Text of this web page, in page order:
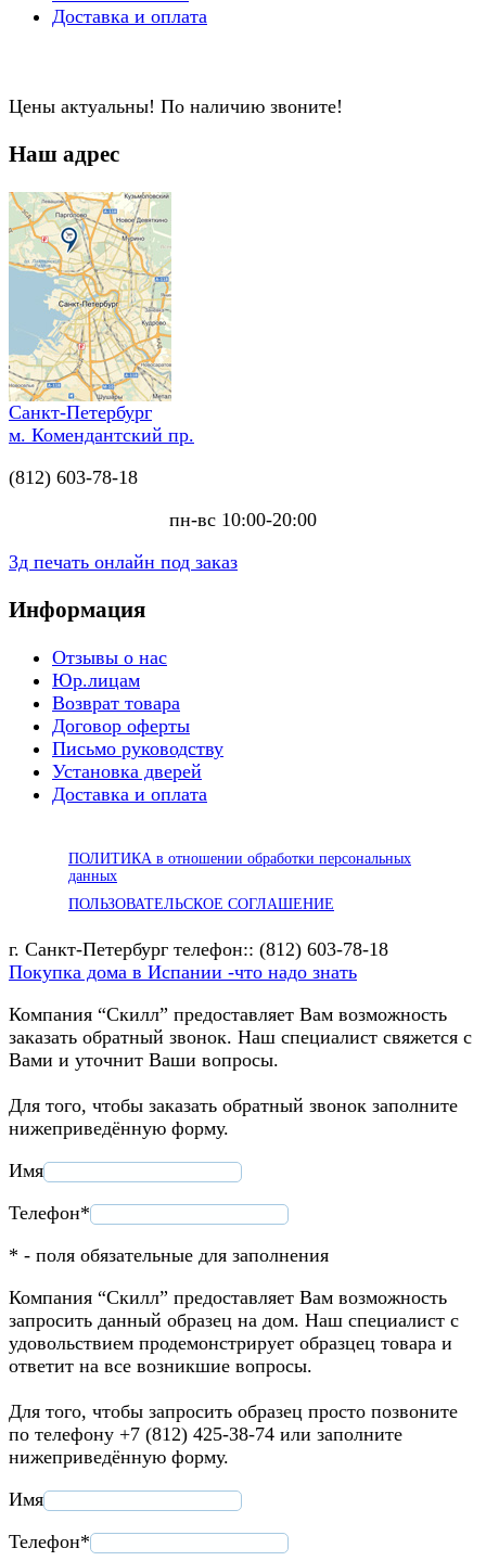
Доставка и оплата
Цены актуальны! По наличию звоните!
Наш адрес
Санкт-Петербург
м. Комендантский пр.
(812) 603-78-18
пн-вс 10:00-20:00
3д печать онлайн под заказ
Информация
Отзывы о нас
Юр.лицам
Возврат товара
Договор оферты
Письмо руководству
Установка дверей
Доставка и оплата
ПОЛИТИКА в отношении обработки персональных
данных
ПОЛЬЗОВАТЕЛЬСКОЕ СОГЛАШЕНИЕ
г. Санкт-Петербург телефон:: (812) 603-78-18
Покупка дома в Испании -что надо знать
Компания “Скилл” предоставляет Вам возможность
заказать обратный звонок. Наш специалист свяжется с
Вами и уточнит Ваши вопросы.
Для того, чтобы заказать обратный звонок заполните
нижеприведённую форму.
Имя
Телефон*
* - поля обязательные для заполнения
Компания “Скилл” предоставляет Вам возможность
запросить данный образец на дом. Наш специалист с
удовольствием продемонстрирует образцец товара и
ответит на все возникшие вопросы.
Для того, чтобы запросить образец просто позвоните
по телефону +7 (812) 425-38-74 или заполните
нижеприведённую форму.
Имя
Телефон*